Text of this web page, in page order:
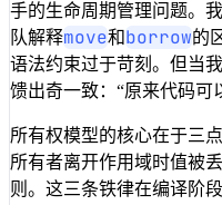
手的生命周期管理问题。
队解释move和borrow的
语法约束过于苛刻。但当
馈出奇一致：“原来代码可
所有权模型的核心在于三
所有者离开作用域时值被
则。这三条铁律在编译阶